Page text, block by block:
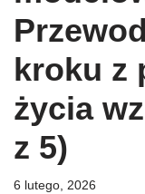
kroku z
życia
z 5)
6 lutego, 2026